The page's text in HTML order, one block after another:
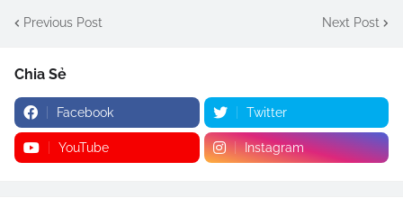
Previous Post Next Post
Chia Sẻ
Facebook Twitter
YouTube Instagram